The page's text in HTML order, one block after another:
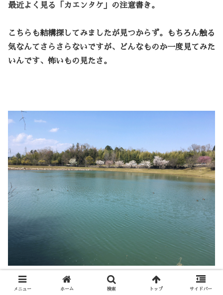
最近よく見る「カエンタケ」の注意書き。
こちらも結構探してみましたが見つからず。もちろん触る
気なんてさらさらないですが、どんなものか一度見てみた
いんです、怖いもの見たさ。
池にはカモの親子が数羽、警戒心強め。
メニュー ホーム 検索 トップ サイドバー